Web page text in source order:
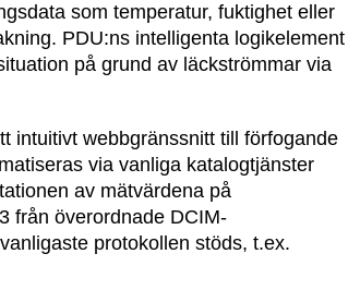
som temperatur, fuktighet eller
PDU:ns intelligenta logikelement
på grund av läckströmmar via
intuitivt webbgränssnitt till förfogande
via vanliga katalogtjänster
av mätvärdena på
från överordnade DCIM-
protokollen stöds, t.ex.